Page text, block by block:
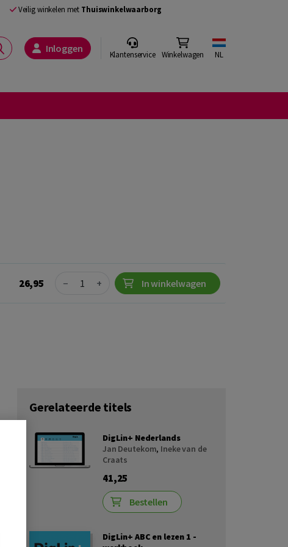
Veilig winkelen met Thuiswinkelwaarborg
Inloggen Klantenservice Winkelwagen NL
26,95 Quantity
− + In winkelwagen
Gerelateerde titels
DigLin+ Nederlands
Jan Deutekom, Ineke van de
Craats
41,25
Bestellen
DigLin+ ABC en lezen 1 -